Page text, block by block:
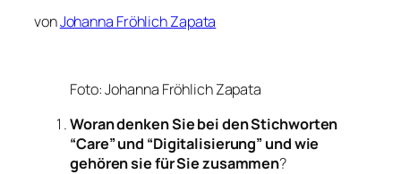
vonJohanna Fröhlich Zapata
Foto: Johanna Fröhlich Zapata
Woran denken Sie bei den Stichworten
“Care” und “Digitalisierung” und wie
gehören sie für Sie zusammen?